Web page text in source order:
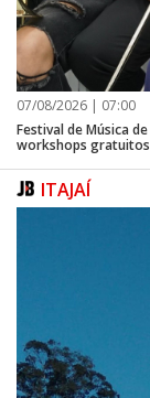
07/08/2026 | 07:00
Festival de Música
workshops
ITAJAÍ